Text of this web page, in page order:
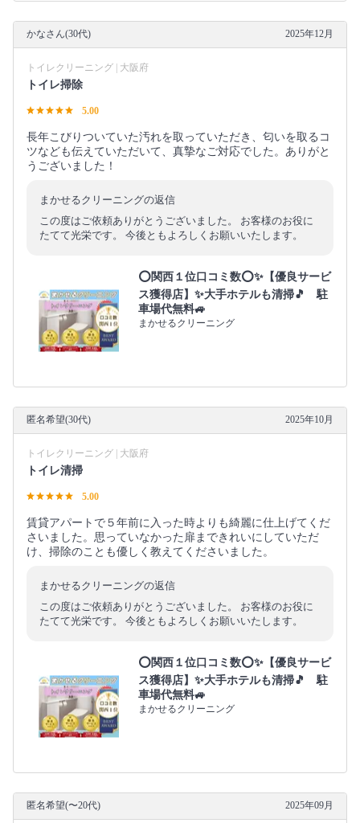
かなさん(30代) 2025年12月
トイレクリーニング | 大阪府
トイレ掃除
5.00
長年こびりついていた汚れを取っていただき、匂いを取るコ
ツなども伝えていただいて、真摯なご対応でした。ありがと
うございました！
まかせるクリーニングの返信
この度はご依頼ありがとうございました。 お客様のお役に
たてて光栄です。 今後ともよろしくお願いいたします。
⭕関西１位口コミ数⭕✨【優良サービ
ス獲得店】✨大手ホテルも清掃🎵 駐
車場代無料🚙
まかせるクリーニング
匿名希望(30代) 2025年10月
トイレクリーニング | 大阪府
トイレ清掃
5.00
賃貸アパートで５年前に入った時よりも綺麗に仕上げてくだ
さいました。思っていなかった扉まできれいにしていただ
け、掃除のことも優しく教えてくださいました。
まかせるクリーニングの返信
この度はご依頼ありがとうございました。 お客様のお役に
たてて光栄です。 今後ともよろしくお願いいたします。
⭕関西１位口コミ数⭕✨【優良サービ
ス獲得店】✨大手ホテルも清掃🎵 駐
車場代無料🚙
まかせるクリーニング
匿名希望(〜20代) 2025年09月